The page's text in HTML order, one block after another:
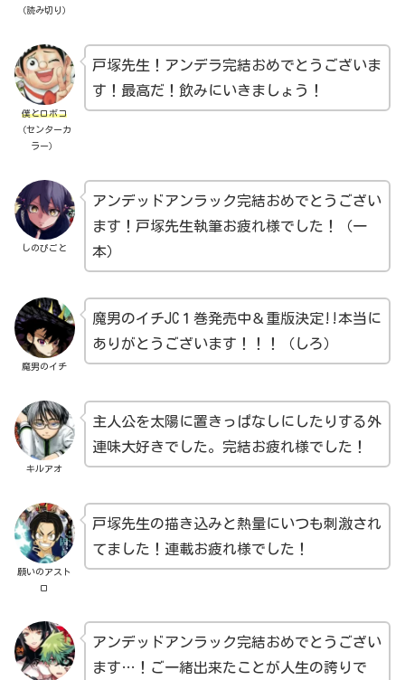
（読み切り）
僕とロボコ
（センターカ
ラー）
戸塚先生！アンデラ完結おめでとうございま
す！最高だ！飲みにいきましょう！
しのびごと
アンデッドアンラック完結おめでとうござい
ます！戸塚先生執筆お疲れ様でした！（一
本）
魔男のイチ
魔男のイチJC１巻発売中＆重版決定!!本当に
ありがとうございます！！！（しろ）
キルアオ
主人公を太陽に置きっぱなしにしたりする外
連味大好きでした。完結お疲れ様でした！
願いのアスト
ロ
戸塚先生の描き込みと熱量にいつも刺激され
てました！連載お疲れ様でした！
アンデッドアンラック完結おめでとうござい
ます…！ご一緒出来たことが人生の誇りで